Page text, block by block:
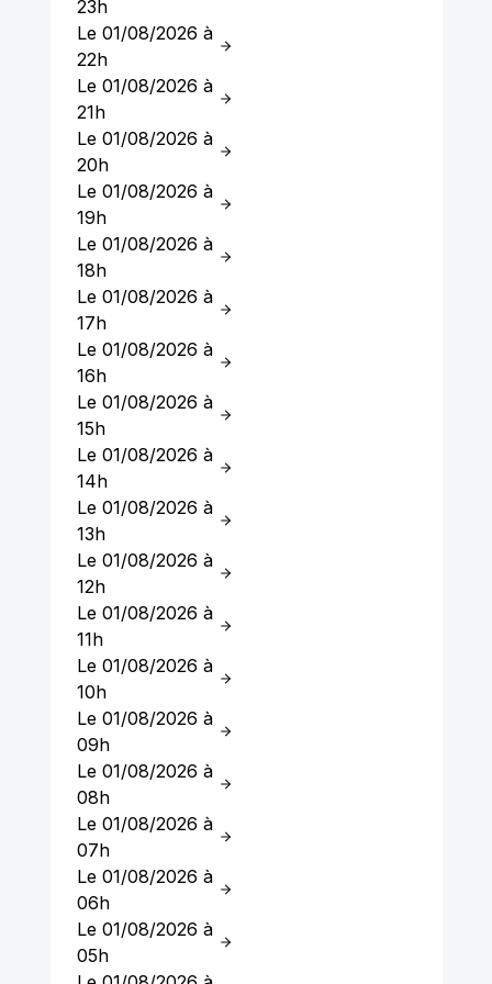
23h
Le 01/08/2026 à
22h
Le 01/08/2026 à
21h
Le 01/08/2026 à
20h
Le 01/08/2026 à
19h
Le 01/08/2026 à
18h
Le 01/08/2026 à
17h
Le 01/08/2026 à
16h
Le 01/08/2026 à
15h
Le 01/08/2026 à
14h
Le 01/08/2026 à
13h
Le 01/08/2026 à
12h
Le 01/08/2026 à
11h
Le 01/08/2026 à
10h
Le 01/08/2026 à
09h
Le 01/08/2026 à
08h
Le 01/08/2026 à
07h
Le 01/08/2026 à
06h
Le 01/08/2026 à
05h